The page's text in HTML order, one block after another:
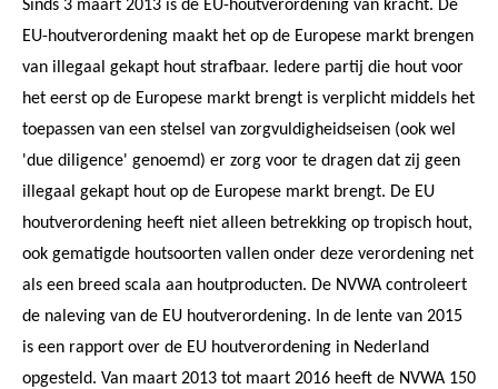
Sinds 3 maart 2013 is de EU-houtverordening van kracht. De
EU-houtverordening maakt het op de Europese markt brengen
van illegaal gekapt hout strafbaar. Iedere partij die hout voor
het eerst op de Europese markt brengt is verplicht middels het
toepassen van een stelsel van zorgvuldigheidseisen (ook wel
'due diligence' genoemd) er zorg voor te dragen dat zij geen
illegaal gekapt hout op de Europese markt brengt. De EU
houtverordening heeft niet alleen betrekking op tropisch hout,
ook gematigde houtsoorten vallen onder deze verordening net
als een breed scala aan houtproducten. De NVWA controleert
de naleving van de EU houtverordening. In de lente van 2015
is een rapport over de EU houtverordening in Nederland
opgesteld. Van maart 2013 tot maart 2016 heeft de NVWA 150